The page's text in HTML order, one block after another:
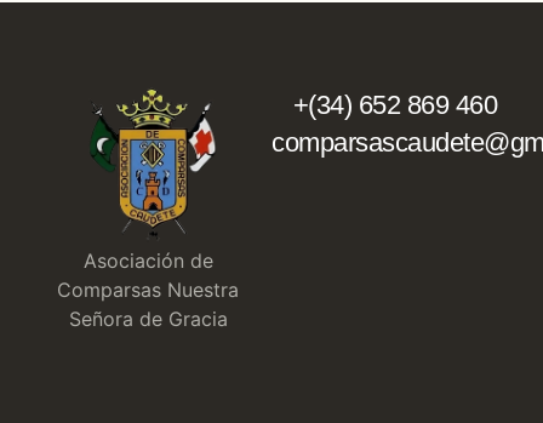
Asociación de
Comparsas Nuestra
Señora de Gracia
+(34) 652 869 460